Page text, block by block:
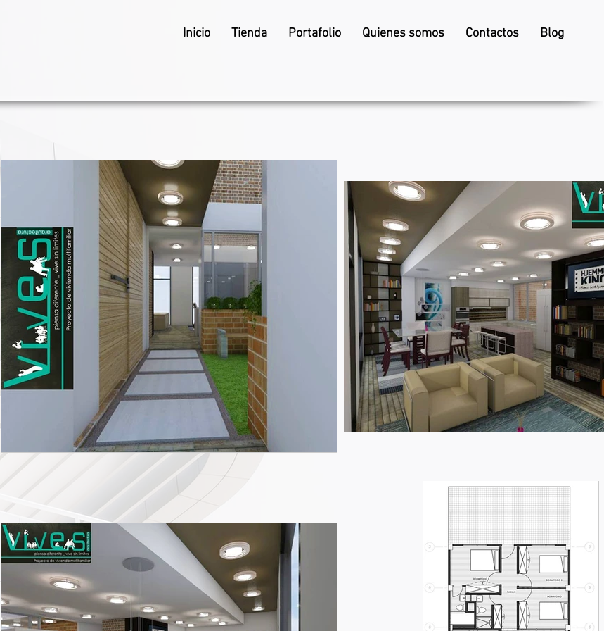
Inicio Tienda Portafolio Quienes somos Contactos Blog